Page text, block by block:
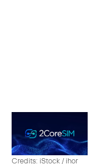
Credits: iStock / ihor